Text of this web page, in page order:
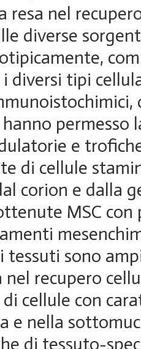
resa nel
diverse
i diversi tipi
permesso
e
di cellule
corion e dalla
MSC
tessuti sono
nel recupero
cellule con
e nella
di tessuto-